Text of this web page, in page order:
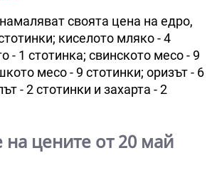
своята цена на едро,
киселото мляко - 4
- 1 стотинка; свинското месо - 9
месо - 9 стотинки; оризът - 6
- 2 стотинки и захарта - 2
цените от 20 май